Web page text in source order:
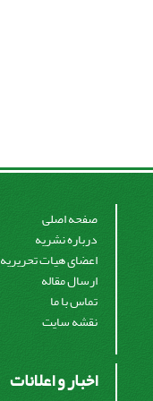
صفحه اصلی
درباره نشریه
اعضای هیات تحریریه
ارسال مقاله
تماس با ما
نقشه سایت
اخبار و اعلانات